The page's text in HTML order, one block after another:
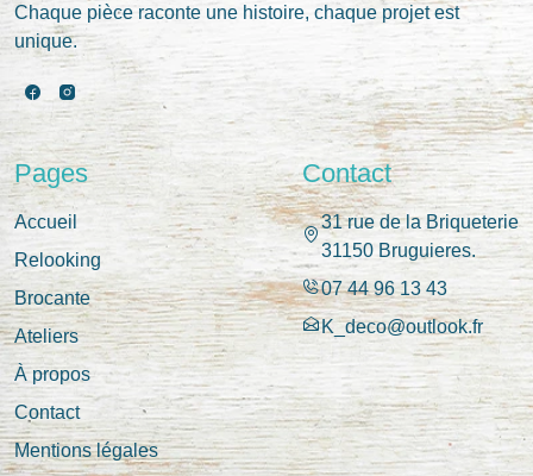
Chaque pièce raconte une histoire, chaque projet est
unique.
Pages
Accueil
Relooking
Brocante
Ateliers
À propos
Contact
Mentions légales
Contact
31 rue de la Briqueterie
31150 Bruguieres.
07 44 96 13 43
K_deco@outlook.fr